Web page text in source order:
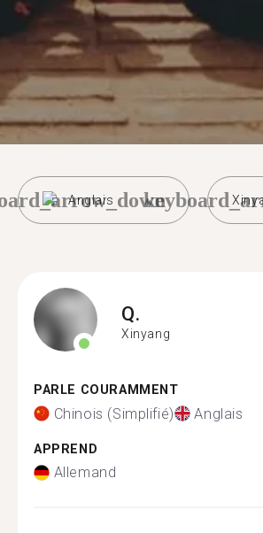
Anglais
Q.
Xinyang
PARLE COURAMMENT
Chinois (Simplifié) Anglais
APPREND
Allemand